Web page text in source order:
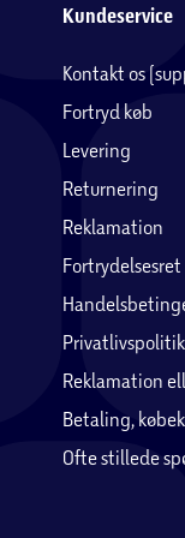
Kundeservice
Kontakt os
Fortryd køb
Levering
Returnering
Reklamation
Fortrydelsesret
Privatlivspolitik
Reklamation
Betaling,
Ofte stillede